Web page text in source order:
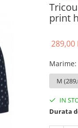
print
289,00
Marime:
IN
Durata